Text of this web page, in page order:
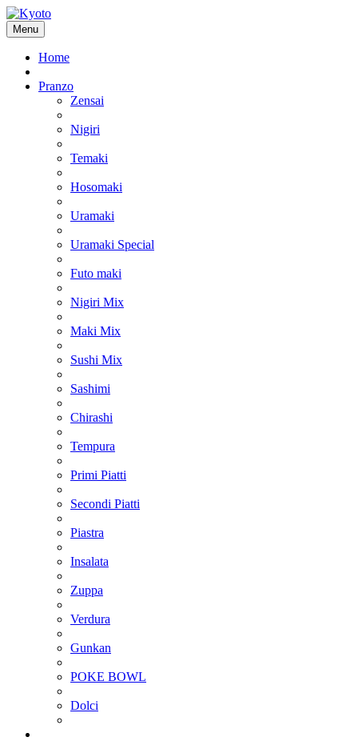
Menu
Home
Pranzo
Zensai
Nigiri
Temaki
Hosomaki
Uramaki
Uramaki Special
Futo maki
Nigiri Mix
Maki Mix
Sushi Mix
Sashimi
Chirashi
Tempura
Primi Piatti
Secondi Piatti
Piastra
Insalata
Zuppa
Verdura
Gunkan
POKE BOWL
Dolci